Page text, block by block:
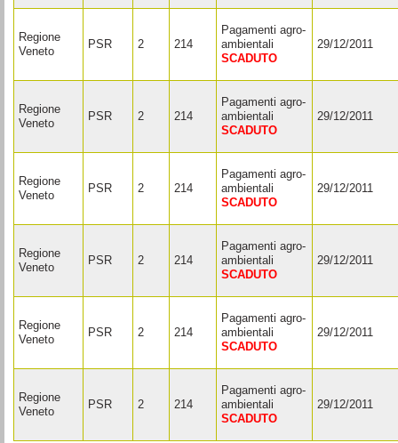
Regione
Veneto
PSR 2 214
Pagamenti agro-
ambientali
SCADUTO
29/12/2011
Regione
Veneto
PSR 2 214
Pagamenti agro-
ambientali
SCADUTO
29/12/2011
Regione
Veneto
PSR 2 214
Pagamenti agro-
ambientali
SCADUTO
29/12/2011
Regione
Veneto
PSR 2 214
Pagamenti agro-
ambientali
SCADUTO
29/12/2011
Regione
Veneto
PSR 2 214
Pagamenti agro-
ambientali
SCADUTO
29/12/2011
Regione
Veneto
PSR 2 214
Pagamenti agro-
ambientali
SCADUTO
29/12/2011